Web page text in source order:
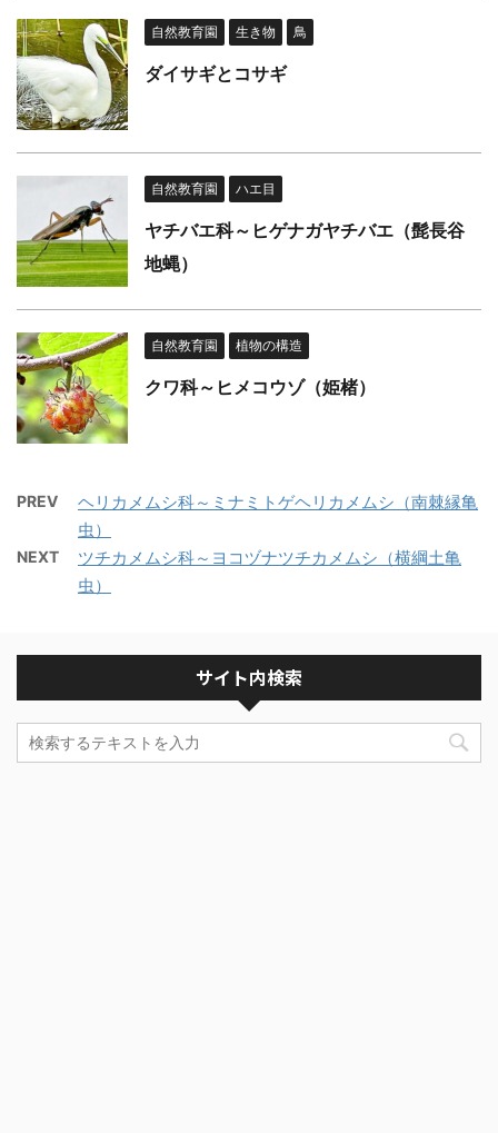
自然教育園 生き物 鳥
ダイサギとコサギ
自然教育園 ハエ目
ヤチバエ科～ヒゲナガヤチバエ（髭長谷
地蝿）
自然教育園 植物の構造
クワ科～ヒメコウゾ（姫楮）
PREV
ヘリカメムシ科～ミナミトゲヘリカメムシ（南棘縁亀
虫）
NEXT
ツチカメムシ科～ヨコヅナツチカメムシ（横綱土亀
虫）
サイト内検索